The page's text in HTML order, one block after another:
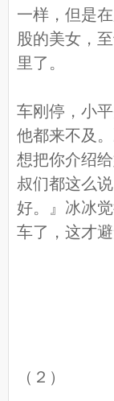
一样，但是
股的美女，
里了。
车刚停，小
他都来不及
想把你介绍
叔们都这么
好。』冰冰
车了，这才
（２）